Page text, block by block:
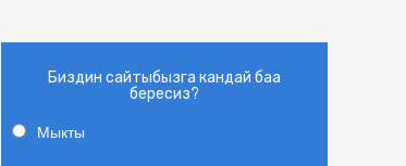
Биздин сайтыбызга кандай баа
бересиз?
Мыкты